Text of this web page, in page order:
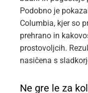
Podobno je
Columbia, kjer so
prehrano in
prostovoljcih.
nasičena s
Ne gre le za